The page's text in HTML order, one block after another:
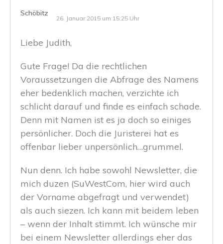
Schöbitz
26. Januar 2015 um 15:25 Uhr
Liebe Judith,
Gute Frage! Da die rechtlichen
Voraussetzungen die Abfrage des Namens
eher bedenklich machen, verzichte ich
schlicht darauf und finde es einfach schade.
Denn mit Namen ist es ja doch so einiges
persönlicher. Doch die Juristerei hat es
offenbar lieber unpersönlich…grummel.
Nun denn. Ich habe sowohl Newsletter, die
mich duzen (SuWestCom, hier wird auch
der Vorname abgefragt und verwendet)
als auch siezen. Ich kann mit beidem leben
– wenn der Inhalt stimmt. Ich wünsche mir
bei einem Newsletter allerdings eher das